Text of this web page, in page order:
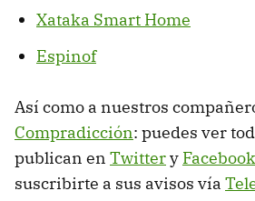
Xataka Smart Home
Espinof
Así como a nuestros
Compradicción: puedes ver
publican en Twittery Facebook
suscribirte a sus avisos vía